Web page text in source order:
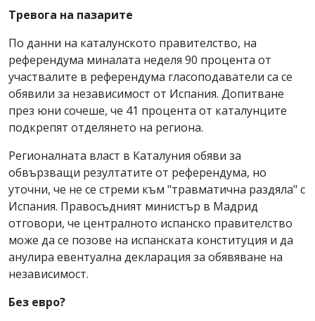
Тревога на пазарите
По данни на каталунското правителство, на
референдума миналата неделя 90 процента от
участвалите в референдума гласоподаватели са се
обявили за независимост от Испания. Допитване
през юни сочеше, че 41 процента от каталунците
подкрепят отделянето на региона.
Регионалната власт в Каталуния обяви за
обвързващи резултатите от референдума, но
уточни, че не се стреми към "травматична раздяла" с
Испания. Правосъдният министър в Мадрид
отговори, че централното испанско правителство
може да се позове на испанската конституция и да
анулира евентуална декларация за обявяване на
независимост.
Без евро?